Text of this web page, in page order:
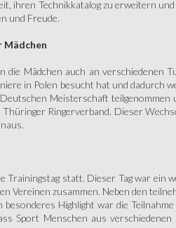
ihren Technikkatalog zu erweitern
und Freude.
die Mädchen auch an
in Polen besucht hat und dadurch
Meisterschaft
Ringerverband. Dieser
Trainingstag statt. Dieser Tag war ein
Vereinen zusammen. Neben den
besonderes Highlight war die
Sport Menschen aus